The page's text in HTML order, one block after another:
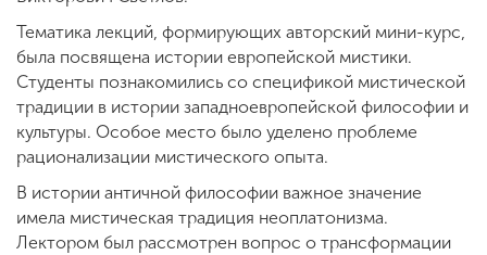
Тематика лекций, формирующих авторский мини-курс,
была посвящена истории европейской мистики.
Студенты познакомились со спецификой мистической
традиции в истории западноевропейской философии и
культуры. Особое место было уделено проблеме
рационализации мистического опыта.
В истории античной философии важное значение
имела мистическая традиция неоплатонизма.
Лектором был рассмотрен вопрос о трансформации